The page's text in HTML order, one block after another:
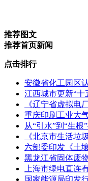
推荐图文
推荐首页新闻
点击排行
安徽省化工园区
江西城市更新“十
《辽宁省虚拟电
重庆印刷工业大
从“引水”到“生
《北京市生活垃
六部委印发《土
黑龙江省固体废
上海市绿电直连
国家能源局印发